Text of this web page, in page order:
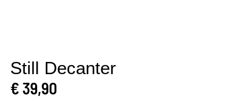
Still Decanter
€ 39,90